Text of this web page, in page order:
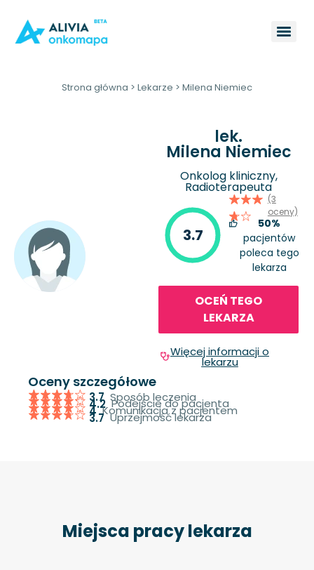
Strona główna > Lekarze > Milena Niemiec
lek.
Milena Niemiec
Onkolog kliniczny,
Radioterapeuta
3.7
(3
oceny)
50%
pacjentów
poleca tego
lekarza
OCEŃ TEGO
LEKARZA
Więcej informacji o
lekarzu
Oceny szczegółowe
3.7 Sposób leczenia
4.2 Podejście do pacjenta
4 Komunikacja z pacjentem
3.7 Uprzejmość lekarza
Miejsca pracy lekarza